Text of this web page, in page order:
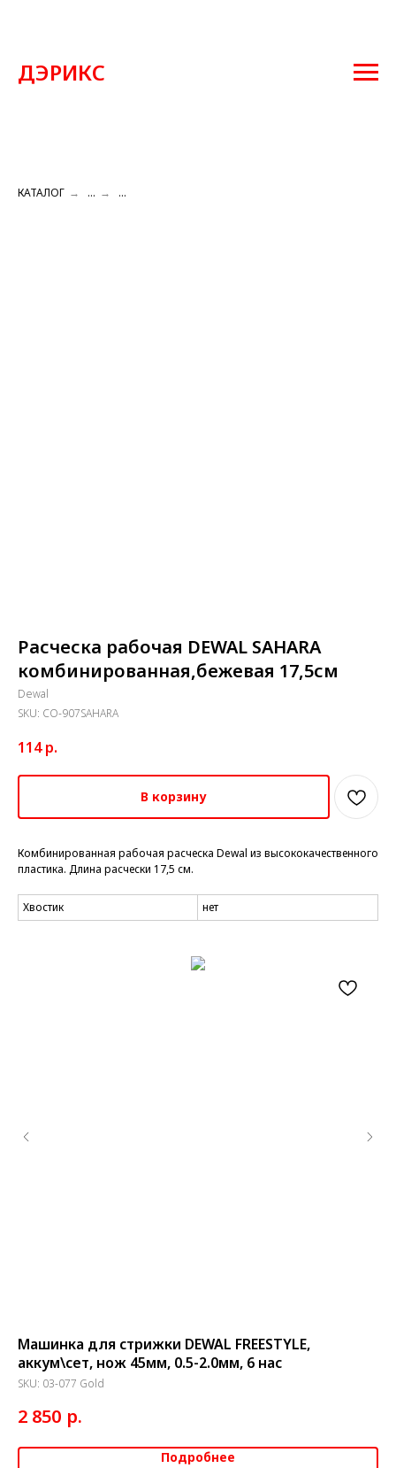
ДЭРИКС
КАТАЛОГ → ... → ...
Расческа рабочая DEWAL SAHARA
комбинированная,бежевая 17,5см
Dewal
SKU: CO-907SAHARA
114 р.
В корзину
Комбинированная рабочая расческа Dewal из высококачественного
пластика. Длина расчески 17,5 см.
Хвостик нет
Машинка для стрижки DEWAL FREESTYLE,
аккум\сет, нож 45мм, 0.5-2.0мм, 6 нас
SKU: 03-077 Gold
2 850 р.
Подробнее